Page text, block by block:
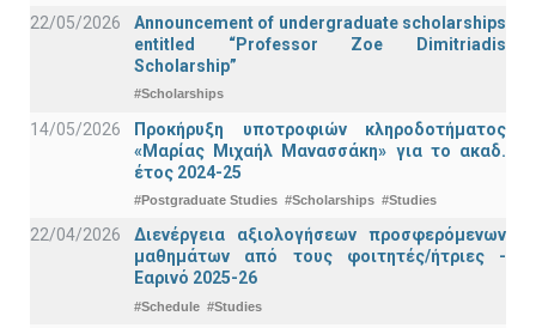
22/05/2026
Announcement of undergraduate scholarships
entitled “Professor Zoe Dimitriadis
Scholarship”
#Scholarships
14/05/2026
Προκήρυξη υποτροφιών κληροδοτήματος
«Μαρίας Μιχαήλ Μανασσάκη» για το ακαδ.
έτος 2024-25
#Postgraduate Studies #Scholarships #Studies
22/04/2026
Διενέργεια αξιολογήσεων προσφερόμενων
μαθημάτων από τους φοιτητές/ήτριες -
Εαρινό 2025-26
#Schedule #Studies